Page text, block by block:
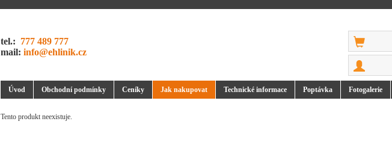
tel.: 777 489 777
mail: info@ehlinik.cz
Úvod Obchodní podmínky Ceníky Jak nakupovat Technické informace Poptávka Fotogalerie
Tento produkt neexistuje.